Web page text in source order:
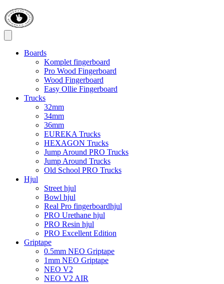
Boards
Komplet fingerboard
Pro Wood Fingerboard
Wood Fingerboard
Easy Ollie Fingerboard
Trucks
32mm
34mm
36mm
EUREKA Trucks
HEXAGON Trucks
Jump Around PRO Trucks
Jump Around Trucks
Old School PRO Trucks
Hjul
Street hjul
Bowl hjul
Real Pro fingerboardhjul
PRO Urethane hjul
PRO Resin hjul
PRO Excellent Edition
Griptape
0.5mm NEO Griptape
1mm NEO Griptape
NEO V2
NEO V2 AIR